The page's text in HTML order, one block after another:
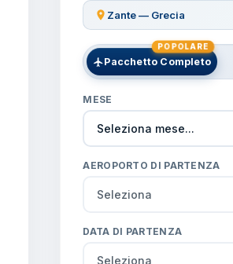
Zante — Grecia
Pacchetto Completo
POPOLARE
MESE
AEROPORTO DI PARTENZA
DATA DI PARTENZA